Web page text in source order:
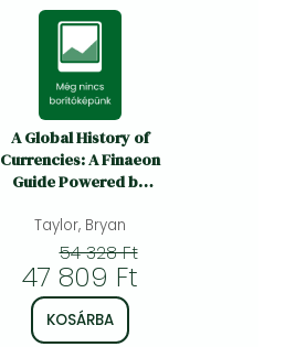
A Global History of
Currencies: A Finaeon
Guide Powered by
Taylor, Bryan
54 328 Ft
47 809 Ft
KOSÁRBA